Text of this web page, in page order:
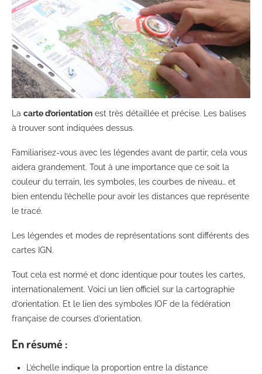
La carte d’orientation est très détaillée et précise. Les balises
à trouver sont indiquées dessus.
Familiarisez-vous avec les légendes avant de partir, cela vous
aidera grandement. Tout à une importance que ce soit la
couleur du terrain, les symboles, les courbes de niveau… et
bien entendu l’échelle pour avoir les distances que représente
le tracé.
Les légendes et modes de représentations sont différents des
cartes IGN.
Tout cela est normé et donc identique pour toutes les cartes,
internationalement. Voici un lien officiel sur la cartographie
d’orientation. Et le lien des symboles IOF de la fédération
française de courses d’orientation.
En résumé :
L’échelle indique la proportion entre la distance